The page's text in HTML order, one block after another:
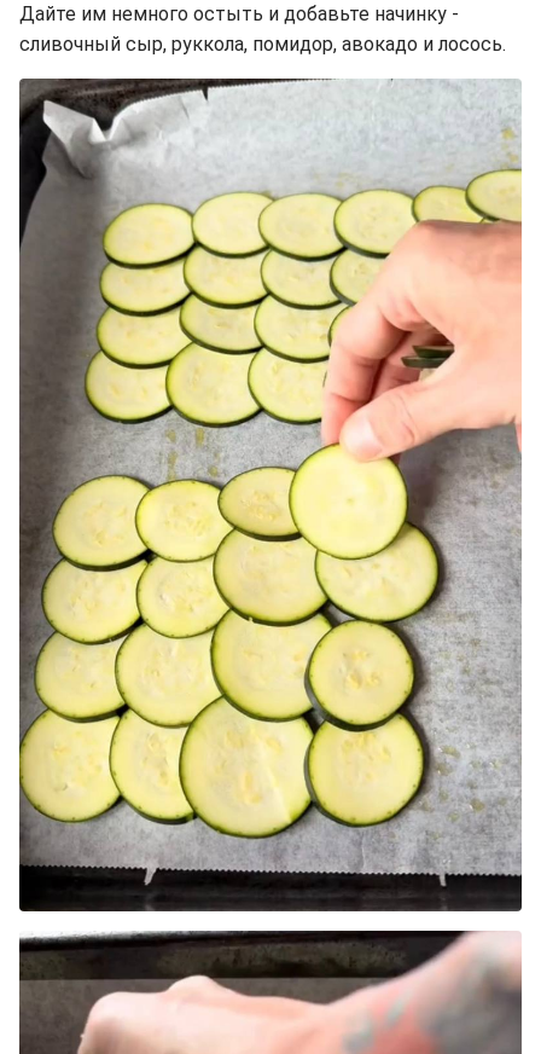
Дайте им немного остыть и добавьте начинку -
сливочный сыр, руккола, помидор, авокадо и лосось.